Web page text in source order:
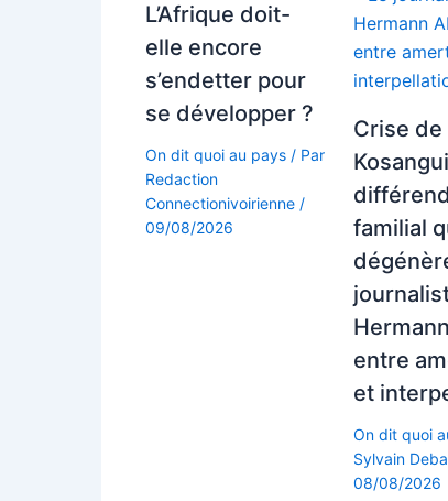
L’Afrique doit-
elle encore
s’endetter pour
se développer ?
On dit quoi au pays / Par
Redaction
Connectionivoirienne /
09/08/2026
Crise de
familial
entre
et
On dit quoi
Sylvain
08/08/2026